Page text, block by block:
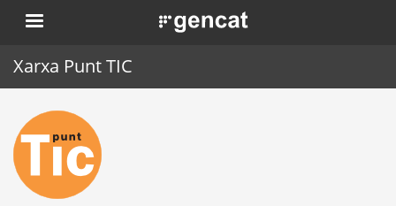
Pasar
al
. Obre en una nova finestra.
Xarxa Punt TIC
Inicio
Punt TIC
Actualidad